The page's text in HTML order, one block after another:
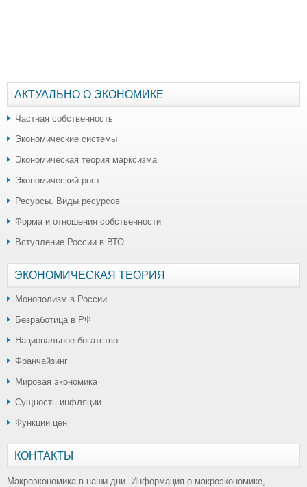
АКТУАЛЬНО О ЭКОНОМИКЕ
Частная собственность
Экономические системы
Экономическая теория марксизма
Экономический рост
Ресурсы. Виды ресурсов
Форма и отношения собственности
Вступление России в ВТО
ЭКОНОМИЧЕСКАЯ ТЕОРИЯ
Монополизм в России
Безработица в РФ
Национальное богатство
Франчайзинг
Мировая экономика
Сущность инфляции
Функции цен
КОНТАКТЫ
Макроэкономика в наши дни. Информация о макроэкономике,